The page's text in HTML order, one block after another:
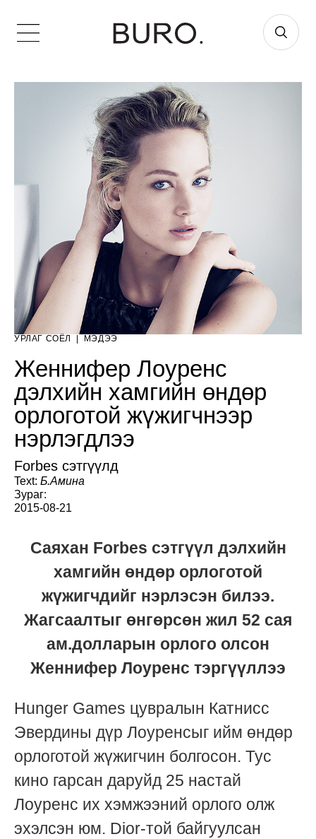
УРЛАГ СОЁЛ МЭДЭЭ
Женнифер Лоуренс
дэлхийн хамгийн өндөр
орлоготой жүжигчнээр
нэрлэгдлээ
Forbes сэтгүүлд
Text: Б.Амина
Зураг:
2015-08-21
Саяхан Forbes сэтгүүл дэлхийн
хамгийн өндөр орлоготой
жүжигчдийг нэрлэсэн билээ.
Жагсаалтыг өнгөрсөн жил 52 сая
ам.долларын орлого олсон
Женнифер Лоуренс тэргүүллээ
Hunger Games цувралын Катнисс
Эвердины дүр Лоуренсыг ийм өндөр
орлоготой жүжигчин болгосон. Тус
кино гарсан даруйд 25 настай
Лоуренс их хэмжээний орлого олж
эхэлсэн юм. Dior-той байгуулсан